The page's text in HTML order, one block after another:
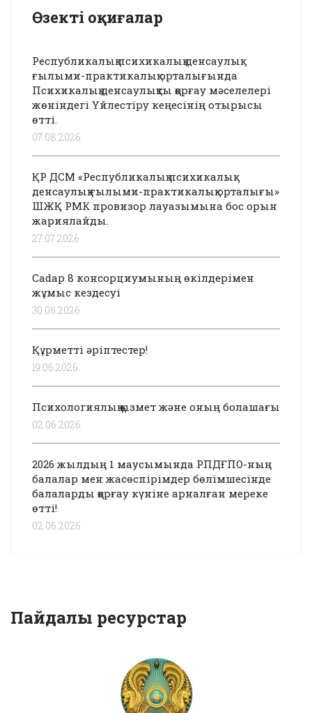
Өзекті оқиғалар
Республикалық психикалық денсаулық
ғылыми-практикалық орталығында
Психикалық денсаулықты қорғау мәселелері
жөніндегі Үйлестіру кеңесінің отырысы
өтті.
07.08.2026
ҚР ДСМ «Республикалық психикалық
денсаулық ғылыми-практикалық орталығы»
ШЖҚ РМК провизор лауазымына бос орын
жариялайды.
27.07.2026
Cadap 8 консорциумының өкілдерімен
жұмыс кездесуі
30.06.2026
Құрметті әріптестер!
19.06.2026
Психологиялық қызмет және оның болашағы
02.06.2026
2026 жылдың 1 маусымында РПДҒПО-ның
балалар мен жасөспірімдер бөлімшесінде
балаларды қорғау күніне арналған мереке
өтті!
02.06.2026
Пайдалы ресурстар